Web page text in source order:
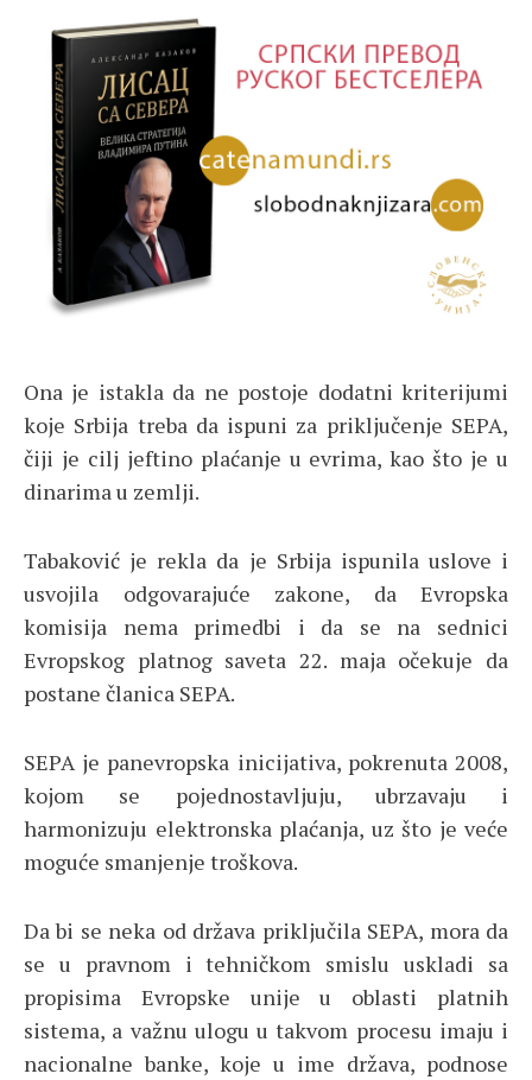
Ona je istakla da ne postoje dodatni kriterijumi
koje Srbija treba da ispuni za priključenje SEPA,
čiji je cilj jeftino plaćanje u evrima, kao što je u
dinarima u zemlji.
Tabaković je rekla da je Srbija ispunila uslove i
usvojila odgovarajuće zakone, da Evropska
komisija nema primedbi i da se na sednici
Evropskog platnog saveta 22. maja očekuje da
postane članica SEPA.
SEPA je panevropska inicijativa, pokrenuta 2008,
kojom se pojednostavljuju, ubrzavaju i
harmonizuju elektronska plaćanja, uz što je veće
moguće smanjenje troškova.
Da bi se neka od država priključila SEPA, mora da
se u pravnom i tehničkom smislu uskladi sa
propisima Evropske unije u oblasti platnih
sistema, a važnu ulogu u takvom procesu imaju i
nacionalne banke, koje u ime država, podnose